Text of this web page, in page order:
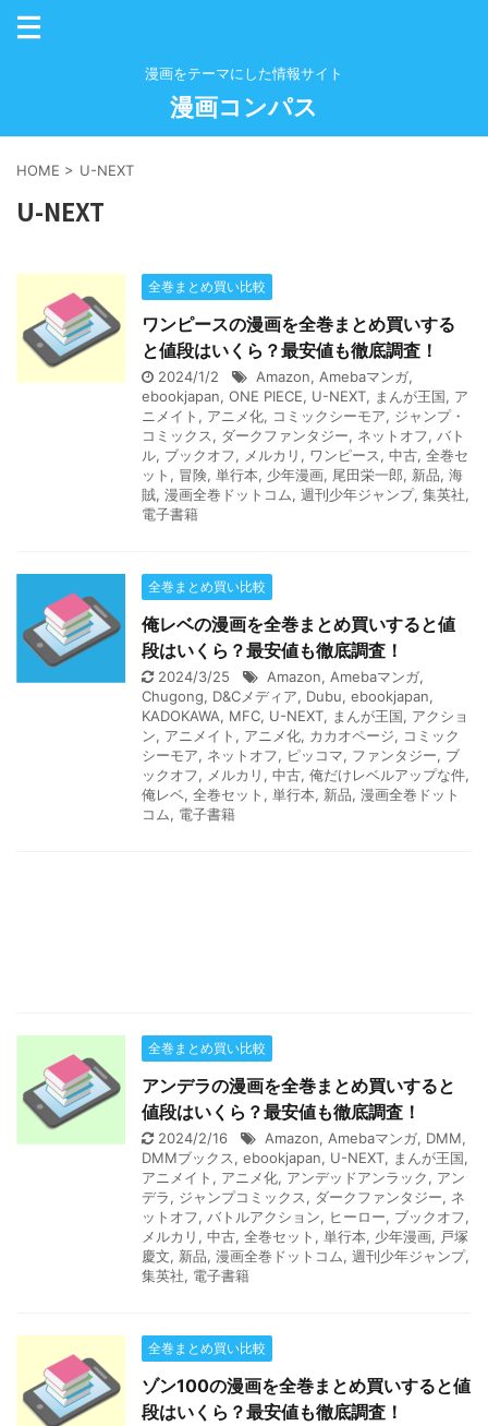
漫画をテーマにした情報サイト
漫画コンパス
HOME > U-NEXT
U-NEXT
全巻まとめ買い比較
ワンピースの漫画を全巻まとめ買いする
と値段はいくら？最安値も徹底調査！
2024/1/2 Amazon, Amebaマンガ,
ebookjapan, ONE PIECE, U-NEXT, まんが王国, ア
ニメイト , アニメ化, コミックシーモア, ジャンプ・
コミックス, ダークファンタジー, ネットオフ, バト
ル, ブックオフ, メルカリ , ワンピース, 中古, 全巻セ
ット , 冒険, 単行本, 少年漫画, 尾田栄一郎, 新品, 海
賊, 漫画全巻ドットコム, 週刊少年ジャンプ, 集英社,
電子書籍
全巻まとめ買い比較
俺レベの漫画を全巻まとめ買いすると値
段はいくら？最安値も徹底調査！
2024/3/25 Amazon, Amebaマンガ,
Chugong, D&Cメディア, Dubu, ebookjapan,
KADOKAWA, MFC, U-NEXT, まんが王国, アクショ
ン, アニメイト , アニメ化, カカオページ, コミック
シーモア, ネットオフ, ピッコマ, ファンタジー, ブ
ックオフ, メルカリ , 中古, 俺だけレベルアップな件,
俺レベ, 全巻セット , 単行本, 新品, 漫画全巻ドット
コム, 電子書籍
全巻まとめ買い比較
アンデラの漫画を全巻まとめ買いすると
値段はいくら？最安値も徹底調査！
2024/2/16 Amazon, Amebaマンガ, DMM,
DMMブックス, ebookjapan, U-NEXT, まんが王国,
アニメイト , アニメ化, アンデッドアンラック, アン
デラ, ジャンプコミックス, ダークファンタジー, ネ
ットオフ, バトルアクション, ヒーロー, ブックオフ,
メルカリ , 中古, 全巻セット , 単行本, 少年漫画, 戸塚
慶文, 新品, 漫画全巻ドットコム, 週刊少年ジャンプ,
集英社, 電子書籍
全巻まとめ買い比較
ゾン100の漫画を全巻まとめ買いすると値
段はいくら？最安値も徹底調査！